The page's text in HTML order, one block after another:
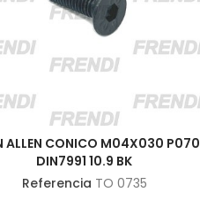
ALLEN CONICO M04X030 P070
DIN7991 10.9 BK
Referencia TO 0735